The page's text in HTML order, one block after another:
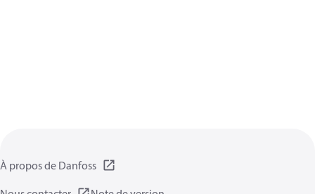
À propos de Danfoss